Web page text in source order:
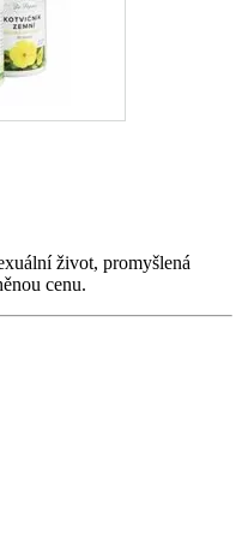
život, promyšlená
cenu.